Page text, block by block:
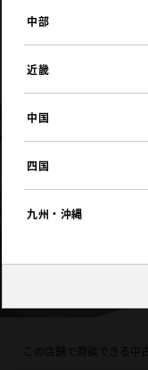
中部
近畿
中国
四国
九州・沖縄
ＮＴＰ名古屋ト
Ｕ‐Ｃａｒプ
この店舗で商談できる中